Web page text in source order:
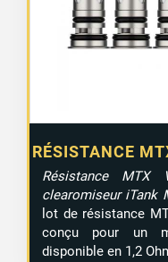
RÉSISTANCE
Résistance MTX
clearomiseur iTank
lot de résistance
conçu pour un
disponible en 1,2